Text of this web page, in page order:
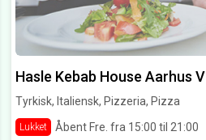
Hasle Kebab House Aarhus V
Tyrkisk, Italiensk, Pizzeria, Pizza
Lukket Åbent Fre. fra 15:00 til 21:00